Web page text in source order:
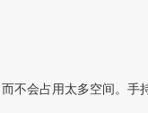
用太多空间。手持式搅